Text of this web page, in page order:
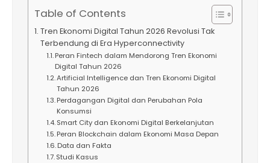
Table of Contents
Tren Ekonomi Digital Tahun 2026 Revolusi Tak
Terbendung di Era Hyperconnectivity
Peran Fintech dalam Mendorong Tren Ekonomi
Digital Tahun 2026
Artificial Intelligence dan Tren Ekonomi Digital
Tahun 2026
Perdagangan Digital dan Perubahan Pola
Konsumsi
Smart City dan Ekonomi Digital Berkelanjutan
Peran Blockchain dalam Ekonomi Masa Depan
Data dan Fakta
Studi Kasus